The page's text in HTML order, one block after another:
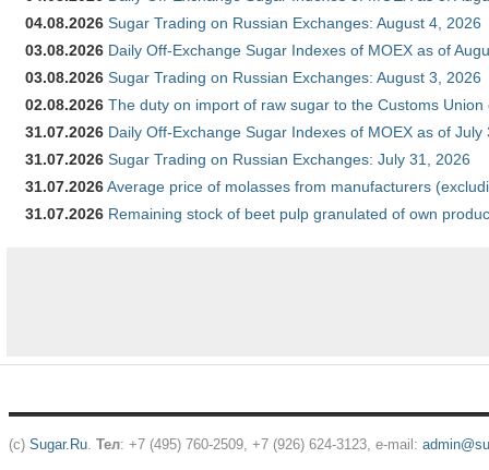
04.08.2026 Sugar Trading on Russian Exchanges: August 4, 2026
03.08.2026 Daily Off-Exchange Sugar Indexes of MOEX as of
03.08.2026 Sugar Trading on Russian Exchanges: August 3, 2026
02.08.2026 The duty on import of raw sugar to the Customs
31.07.2026 Daily Off-Exchange Sugar Indexes of MOEX as of July
31.07.2026 Sugar Trading on Russian Exchanges: July 31, 2026
31.07.2026Average price of molasses from manufacturers
31.07.2026 Remaining stock of beet pulp granulated of own
(c) Sugar.Ru. Тел: +7 (495) 760-2509, +7 (926) 624-3123, e-mail: